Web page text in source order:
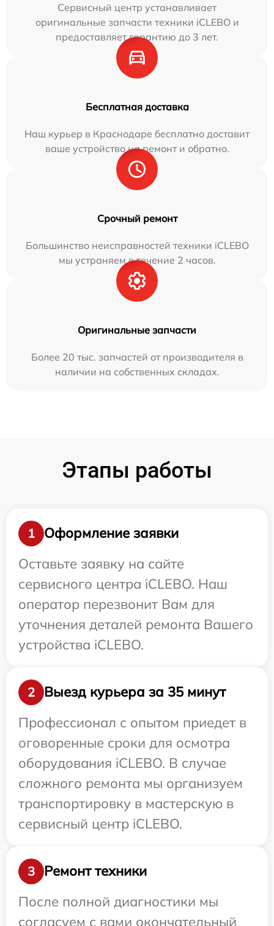
Сервисный центр устанавливает
оригинальные запчасти техники iCLEBO и
предоставляет гарантию до 3 лет.
Бесплатная доставка
Наш курьер в Краснодаре бесплатно доставит
ваше устройство на ремонт и обратно.
Срочный ремонт
Большинство неисправностей техники iCLEBO
мы устраняем в течение 2 часов.
Оригинальные запчасти
Более 20 тыс. запчастей от производителя в
наличии на собственных складах.
Этапы работы
1
Оформление заявки
Оставьте заявку на сайте
сервисного центра iCLEBO. Наш
оператор перезвонит Вам для
уточнения деталей ремонта Вашего
устройства iCLEBO.
2
Выезд курьера за 35 минут
Профессионал с опытом приедет в
оговоренные сроки для осмотра
оборудования iCLEBO. В случае
сложного ремонта мы организуем
транспортировку в мастерскую в
сервисный центр iCLEBO.
3
Ремонт техники
После полной диагностики мы
согласуем с вами окончательный